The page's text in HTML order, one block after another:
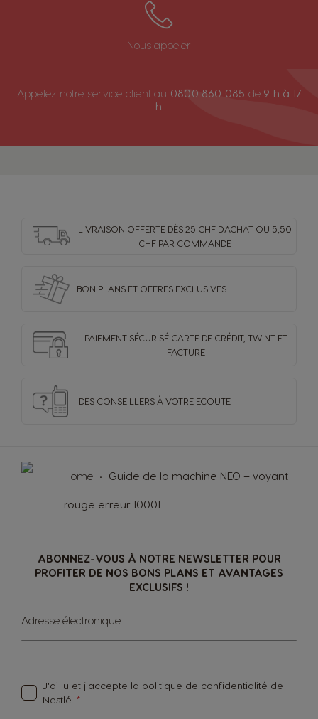
Nous appeler
Appelez notre service client au 0800 860 085 de 9 h à 17
h
LIVRAISON OFFERTE DÈS 25 CHF D'ACHAT OU 5,50
CHF PAR COMMANDE
BON PLANS ET OFFRES EXCLUSIVES
PAIEMENT SÉCURISÉ CARTE DE CRÉDIT, TWINT ET
FACTURE
DES CONSEILLERS À VOTRE ECOUTE
Home Guide de la machine NEO – voyant
rouge erreur 10001
ABONNEZ-VOUS À NOTRE NEWSLETTER POUR
PROFITER DE NOS BONS PLANS ET AVANTAGES
EXCLUSIFS !
Sign
Up
for
Adresse électronique
J'ai lu et j'accepte la politique de confidentialité de
Nestlé.